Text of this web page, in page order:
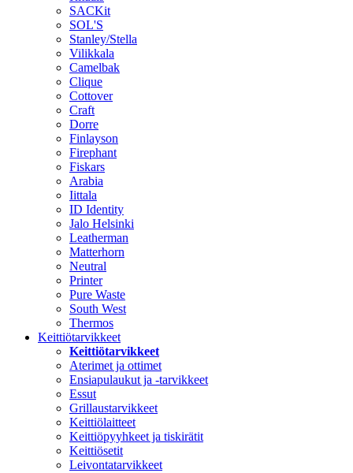
SACKit
SOL'S
Stanley/Stella
Vilikkala
Camelbak
Clique
Cottover
Craft
Dorre
Finlayson
Firephant
Fiskars
Arabia
Iittala
ID Identity
Jalo Helsinki
Leatherman
Matterhorn
Neutral
Printer
Pure Waste
South West
Thermos
Keittiötarvikkeet
Keittiötarvikkeet
Aterimet ja ottimet
Ensiapulaukut ja -tarvikkeet
Essut
Grillaustarvikkeet
Keittiölaitteet
Keittiöpyyhkeet ja tiskirätit
Keittiösetit
Leivontatarvikkeet